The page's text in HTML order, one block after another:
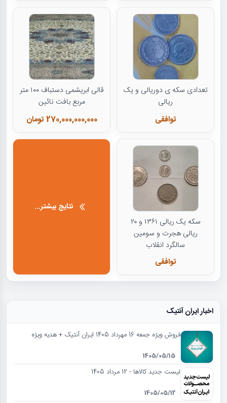
تعدادی سکه ی دوریالی و یک
ریالی
توافقی
قالی ابریشمی دستباف ۱۰۰ متر
مربع بافت نائین
270,000,000,000 تومان
سکه یک ریالی ۱۳۶۱ و ۲۰
ریالی هجرت و سومین
سالگرد انقلاب
توافقی
نتایج بیشتر...
اخبار ایران آنتیک
فروش ویژه جمعه 16 مهرداد 1405 ایران آنتیک + هدیه ویژه
1405/05/15
لیست جدید کالاها - 12 مرداد 1405
1405/05/12